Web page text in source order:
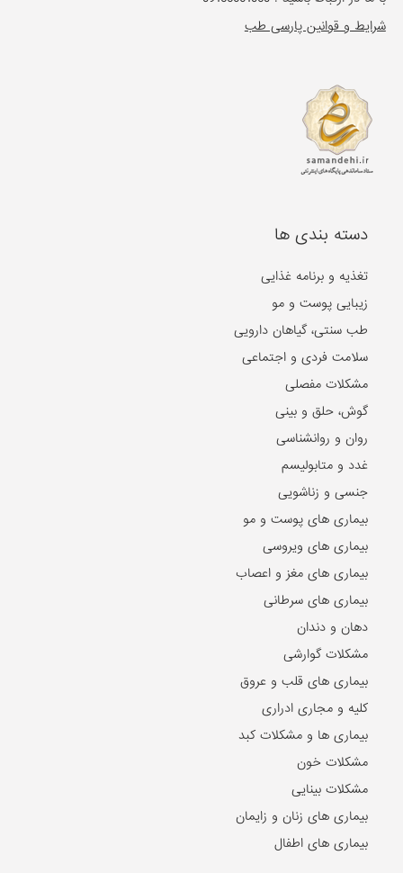
شرایط و قوانین پارسی طب
دسته بندی ها
تغذیه و برنامه غذایی
زیبایی پوست و مو
طب سنتی، گیاهان دارویی
سلامت فردی و اجتماعی
مشکلات مفصلی
گوش، حلق و بینی
روان و روانشناسی
غدد و متابولیسم
جنسی و زناشویی
بیماری های پوست و مو
بیماری های ویروسی
بیماری های مغز و اعصاب
بیماری های سرطانی
دهان و دندان
مشکلات گوارشی
بیماری های قلب و عروق
کلیه و مجاری ادراری
بیماری ها و مشکلات کبد
مشکلات خون
مشکلات بینایی
بیماری های زنان و زایمان
بیماری های اطفال